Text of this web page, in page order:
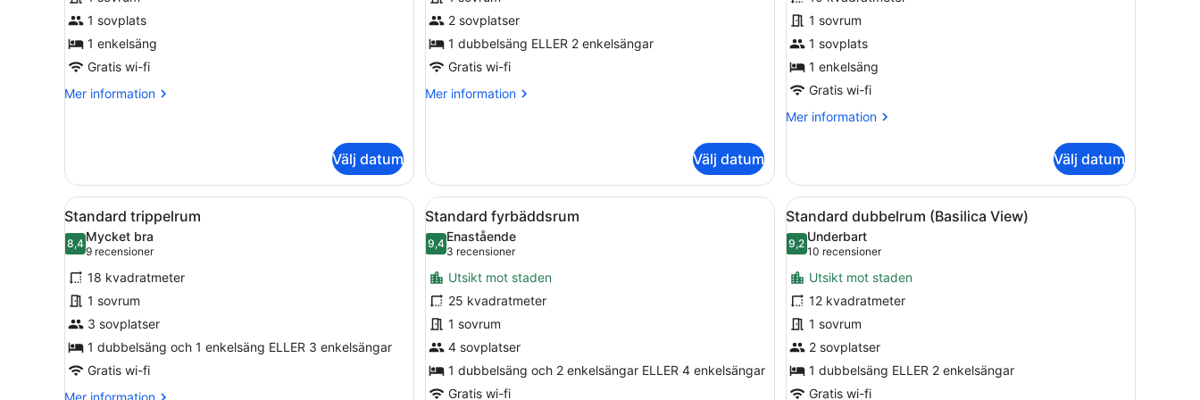
enkelrum
1 sovplats
1 enkelsäng
Gratis wi-fi
Mer information
Mer
Välj datum
dubbelrum
eller
tvåbäddsrum
2 sovplatser
1 dubbelsäng ELLER 2 enkelsängar
Gratis wi-fi
Mer information
Mer
eller
tvåbäddsrum
Välj datum
enkelrum
-
utsikt
mot
staden
1 sovrum
1 sovplats
1 enkelsäng
Gratis wi-fi
Mer information
Mer
enkelrum
utsikt
staden
Välj datum
Öppna
alla
foton
för
Standard
trippelrum
Ett hotellrum med två sängar, ett skrivbord, en stol, en telefon och en TV som är monterad på väggen.
5
Standard trippelrum
8,48,4 av 10
Mycket bra
9 recensioner
(9 recensioner)
18 kvadratmeter
1 sovrum
3 sovplatser
1 dubbelsäng och 1 enkelsäng ELLER 3 enkelsängar
Gratis wi-fi
Mer information
Mer
Öppna
alla
foton
för
Standard
fyrbäddsrum
Standard fyrbäddsrum | Värdeförvaringsskåp på rummet, skrivbord och strykjärn/strykbräda
6
Standard fyrbäddsrum
9,49,4 av 10
Enastående
3 recensioner
(3 recensioner)
Utsikt mot staden
25 kvadratmeter
1 sovrum
4 sovplatser
1 dubbelsäng och 2 enkelsängar ELLER 4 enkelsängar
Gratis wi-fi
Öppna
alla
foton
för
Standard
dubbelrum
(Basilica
View)
Ett hotellrum med en stor säng, en
11
Standard dubbelrum (Basilica View)
9,29,2 av 10
Underbart
10 recensioner
(10 recensioner)
Utsikt mot staden
12 kvadratmeter
1 sovrum
2 sovplatser
1 dubbelsäng ELLER 2 enkelsängar
Gratis wi-fi